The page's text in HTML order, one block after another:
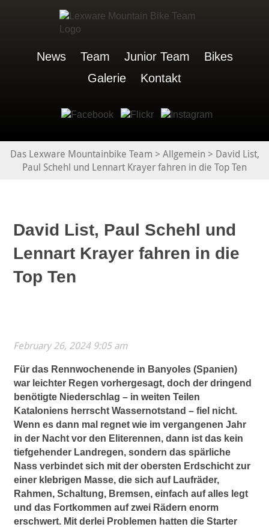
News Team Junior Team
Bikes
Galerie
Kontakt
Das Lexware Mountainbike Team > Allgemein > David List,
Paul Schehl und Lennart Krayer fahren in die Top Ten
David List, Paul Schehl und
Lennart Krayer fahren in die
Top Ten
February 26, 2024 9:05 am
Für das Rennwochenende in Banyoles (Spanien)
war leichter Regen vorhergesagt, doch der dringend
benötigte Niederschlag – in weiten Teilen
Kataloniens herrscht Wassernotstand – fiel nicht.
Wenn es dann mal regnet wie im vergangenen Jahr
in der Nacht vor den Eliterennen, dann ist das kein
tiefgehender Landregen, sondern das spärliche
Nass verbindet sich mit der obersten Erdschicht zur
einer klebrigen Masse, die sich auf Laufräder,
Rahmen, Schaltung, Bremsen, einfach auf alles legt
und das Fortkommen auf zwei Rädern enorm
erschwert. Mit derlei Problemen hatten die Starter